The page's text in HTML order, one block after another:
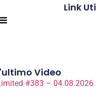
Link
Video
#383 –